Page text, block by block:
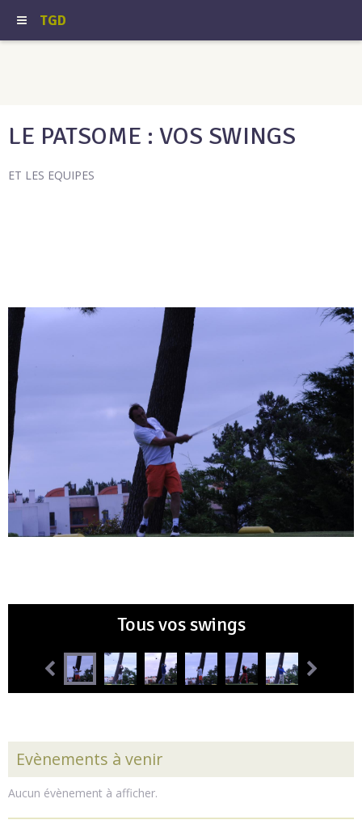
TGD
LE PATSOME : VOS SWINGS
ET LES EQUIPES
Tous vos swings
Evènements à venir
Aucun évènement à afficher.